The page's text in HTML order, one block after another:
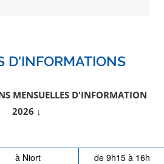
D'INFORMATIONS
MENSUELLES D'INFORMATION
2026 ↓
à Niort
de 9h15 à 16h